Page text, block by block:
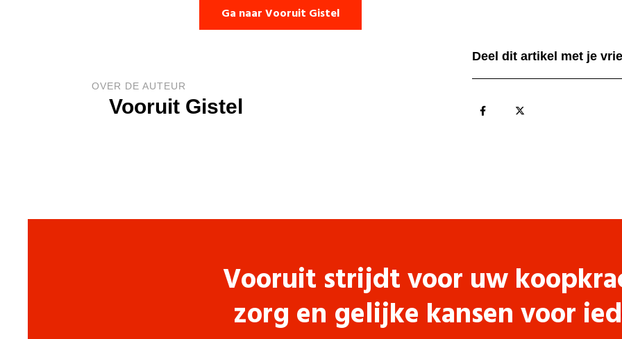
Ga naar Vooruit Gistel
OVER DE AUTEUR
Vooruit Gistel
Deel dit artikel met je
Vooruit strijdt voor uw
zorg en gelijke kansen voor